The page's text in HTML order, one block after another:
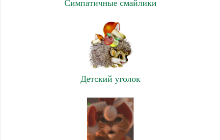
Симпатичные смайлики
Детский уголок